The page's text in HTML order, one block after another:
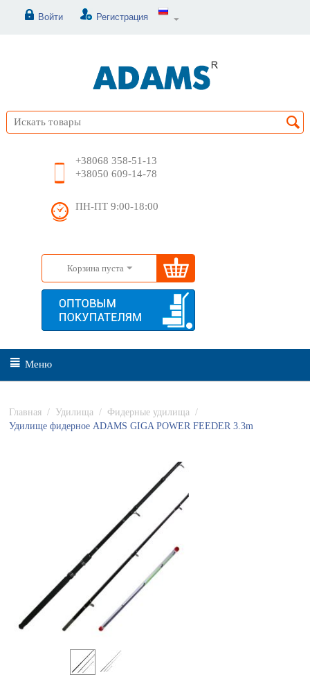
Войти Регистрация
+38068 358-51-13
+38050 609-14-78
ПН-ПТ 9:00-18:00
Корзина пуста
Меню
Главная / Удилища / Фидерные удилища
/
Удилище фидерное ADAMS GIGA POWER FEEDER 3.3m